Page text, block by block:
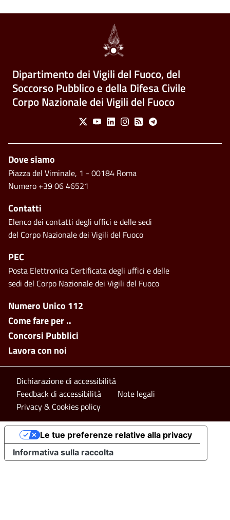
Dipartimento dei Vigili del Fuoco, del
Soccorso Pubblico e della Difesa Civile
Corpo Nazionale dei Vigili del Fuoco
Social Menu
X YoutubeLinkedinInstagram
Feed Telegram
Footer side menu
Numero Unico 112
Come fare per ..
Concorsi Pubblici
Lavora con noi
Piè di pagina
Dove siamo
Piazza del Viminale, 1 - 00184 Roma
Numero +39 06 46521
Contatti
Elenco dei contatti degli uffici e delle sedi
del Corpo Nazionale dei Vigili del Fuoco
PEC
Posta Elettronica Certificata degli uffici e delle
sedi del Corpo Nazionale dei Vigili del Fuoco
Footer bottom
Dichiarazione di accessibilità
Feedback di accessibilità
Note legali
Privacy & Cookies policy
Informativa sulla raccolta
Le tue preferenze relative alla privacy